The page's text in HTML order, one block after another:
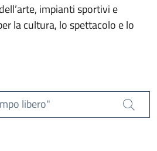
impianti sportivi e
la cultura, lo spettacolo e lo
libero"
Cerca